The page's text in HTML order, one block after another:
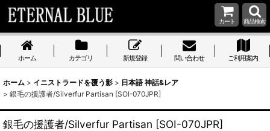
カート 商品検索
ホーム カテゴリ 新規登録 問い合わせ ご利用案内
ホーム > イニストラードを覆う影 > 日本語 神話&レア
> 銀毛の援護者/Silverfur Partisan [SOI-070JPR]
銀毛の援護者/Silverfur Partisan [SOI-070JPR]